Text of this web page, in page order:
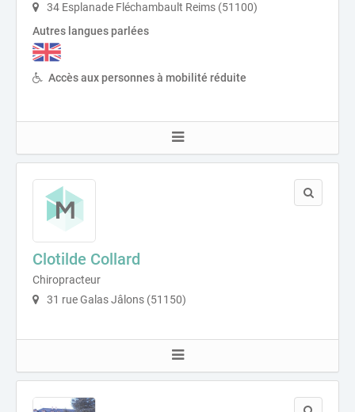
34 Esplanade Fléchambault Reims (51100)
Autres langues parlées
Accès aux personnes à mobilité réduite
Clotilde Collard
Chiropracteur
31 rue Galas Jâlons (51150)